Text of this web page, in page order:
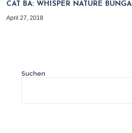
CAT BA: WHISPER NATURE
April 27, 2018
Suchen